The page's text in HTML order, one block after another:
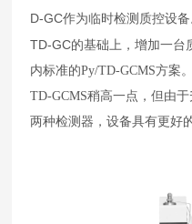
D-GC作为临时检测质控设
TD-GC的基础上，增加一台
内标准的Py/TD-GCMS方案
TD-GCMS稍高一点，但由
两种检测器，设备具有更好